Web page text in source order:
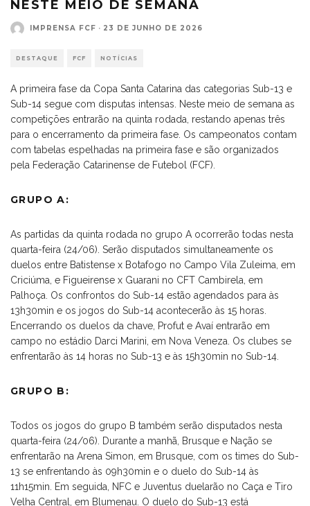
NESTE MEIO DE SEMANA
IMPRENSA FCF · 23 DE JUNHO DE 2026
DESTAQUE FCF NOTÍCIAS
A primeira fase da Copa Santa Catarina das categorias Sub-13 e
Sub-14 segue com disputas intensas. Neste meio de semana as
competições entrarão na quinta rodada, restando apenas três
para o encerramento da primeira fase. Os campeonatos contam
com tabelas espelhadas na primeira fase e são organizados
pela Federação Catarinense de Futebol (FCF).
GRUPO A:
As partidas da quinta rodada no grupo A ocorrerão todas nesta
quarta-feira (24/06). Serão disputados simultaneamente os
duelos entre Batistense x Botafogo no Campo Vila Zuleima, em
Criciúma, e Figueirense x Guarani no CFT Cambirela, em
Palhoça. Os confrontos do Sub-14 estão agendados para às
13h30min e os jogos do Sub-14 acontecerão às 15 horas.
Encerrando os duelos da chave, Profut e Avaí entrarão em
campo no estádio Darci Marini, em Nova Veneza. Os clubes se
enfrentarão às 14 horas no Sub-13 e às 15h30min no Sub-14.
GRUPO B:
Todos os jogos do grupo B também serão disputados nesta
quarta-feira (24/06). Durante a manhã, Brusque e Nação se
enfrentarão na Arena Simon, em Brusque, com os times do Sub-
13 se enfrentando às 09h30min e o duelo do Sub-14 às
11h15min. Em seguida, NFC e Juventus duelarão no Caça e Tiro
Velha Central, em Blumenau. O duelo do Sub-13 está